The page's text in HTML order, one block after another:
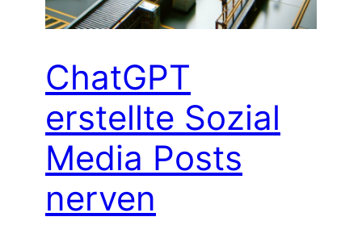
ChatGPT
erstellte Sozial
Media Posts
nerven